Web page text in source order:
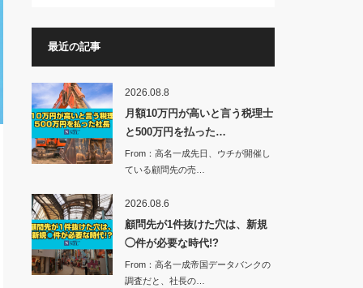
最近の記事
2026.08.8
月額10万円が高いと言う税理士
と500万円を払った…
From：高名一成先日、ウチが開催し
ている顧問先の売…
2026.08.6
顧問先が1件抜けた穴は、新規
◯件が必要な時代!?
From：高名一成帝国データバンクの
調査だと、社長の…